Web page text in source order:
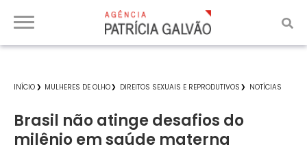
INÍCIO MULHERES DE OLHO DIREITOS SEXUAIS E REPRODUTIVOS NOTÍCIAS
Brasil não atinge desafios do
milênio em saúde materna